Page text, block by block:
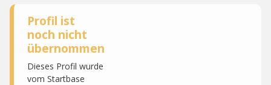
Profil ist
noch nicht
übernommen
Dieses Profil wurde
vom Startbase